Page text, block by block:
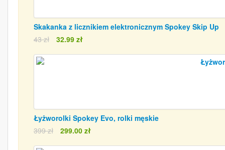
Skakanka z licznikiem elektronicznym Spokey Skip Up
43 zł
32.99 zł
Łyżworolki Spokey Evo, rolki męskie
399 zł
299.00 zł